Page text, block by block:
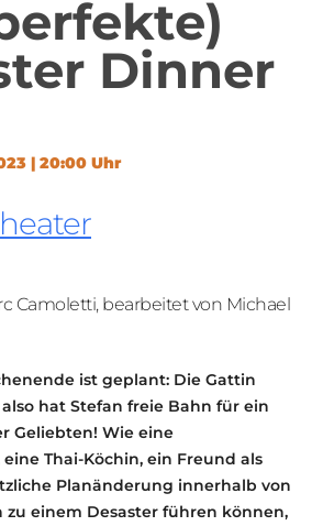
Dinner
| 20:00 Uhr
Camoletti, bearbeitet von Michael
ist geplant: Die Gattin
hat Stefan freie Bahn für ein
Geliebten! Wie eine
Thai-Köchin, ein Freund als
Planänderung innerhalb von
einem Desaster führen können,